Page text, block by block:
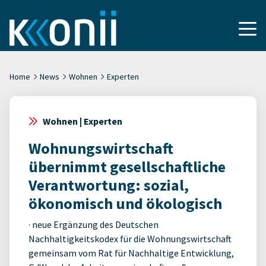
Home News Wohnen Experten
Wohnen | Experten
Wohnungswirtschaft
übernimmt gesellschaftliche
Verantwortung: sozial,
ökonomisch und ökologisch
· neue Ergänzung des Deutschen
Nachhaltigkeitskodex für die Wohnungswirtschaft
gemeinsam vom Rat für Nachhaltige Entwicklung,